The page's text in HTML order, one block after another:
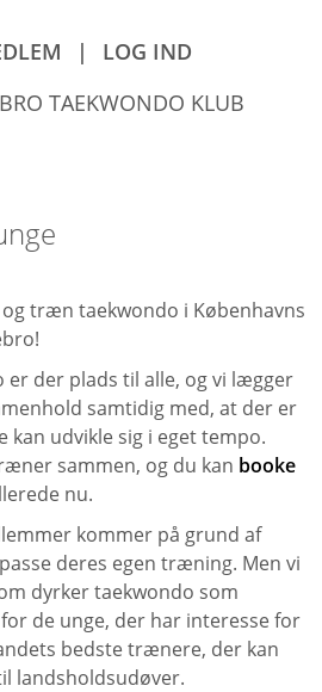
|
LOG IND
TAEKWONDO KLUB
træn taekwondo i Københavns
er der plads til alle, og vi lægger
samtidig med, at der er
kan udvikle sig i eget tempo.
sammen, og du kan booke
nu.
kommer på grund af
deres egen træning. Men vi
dyrker taekwondo som
de unge, der har interesse for
bedste trænere, der kan
landsholdsudøver.